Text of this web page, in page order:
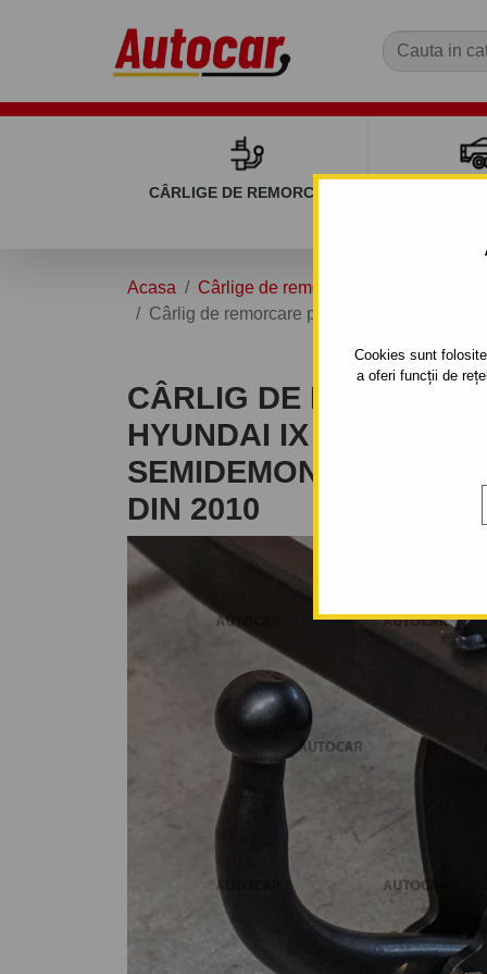
Cookies sunt
a oferi funcții de
CÂRLIGE DE REMORCARE
Acasa Cârlige de remorcare
Cârlig de remorcare pentru HYUNDAI IX
CÂRLIG DE
HYUNDAI IX 35 -
SEMIDEMONTABIL -
DIN 2010